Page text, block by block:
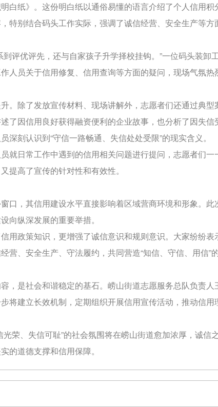
白纸》。这份明白纸以通俗易懂的语言介绍了个人信用积
特别结合码头工作实际，强调了诚信经营、安全生产等方
评优评先，还与自家孩子升学择校挂钩。”一位码头装卸
人员关于信用修复、信用查询等方面的疑问，现场气氛热
。除了发放宣传材料、现场讲解外，志愿者们还通过典型
了因信用良好获得融资便利的企业故事，也分析了因失信
刻认识到“守信一路畅通、失信处处受限”的现实含义。
就日常工作中遇到的信用相关问题进行提问，志愿者们一
提高了宣传的针对性和有效性。
口，其信用建设水平直接影响着区域营商环境和形象。此
向纵深发展的重要举措。
用政策知识，更增强了诚信意识和规则意识。大家纷纷表
营、安全生产、守法履约，共同营造“知信、守信、用信”
，是社会和谐稳定的基石。崂山街道志愿服务总队负责人
将建立长效机制，定期组织开展信用宣传活动，推动信用
荣、失信可耻”的社会氛围将在崂山街道愈加浓厚，诚信
的道德支撑和信用保障。